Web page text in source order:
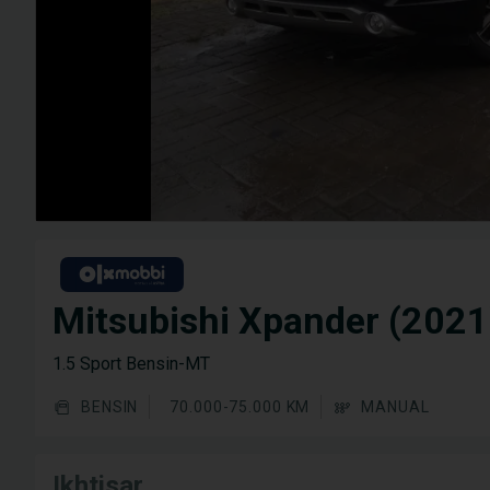
Mitsubishi Xpander
1.5 Sport Bensin-MT
BENSIN 70.000-75.000 KM MANUAL